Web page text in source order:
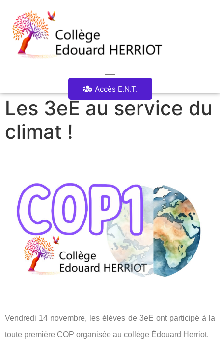
Accès E.N.T.
Les 3eE au service du
climat !
Vendredi 14 novembre, les élèves de 3eE ont participé à la
toute première COP organisée au collège Édouard Herriot.